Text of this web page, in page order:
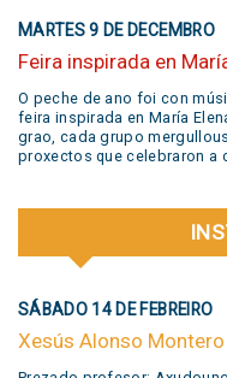
MARTES 9 DE DECEMBRO
Feira inspirada en
O peche de ano foi con
feira inspirada en María
grao, cada grupo
proxectos que celebraron a
sumarse para pechar a
e a alegría que nos
SÁBADO 14 DE FEBREIRO
Xesús Alonso